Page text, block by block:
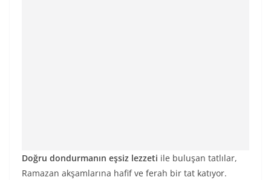
Doğru dondurmanın eşsiz lezzeti ile buluşan tatlılar,
Ramazan akşamlarına hafif ve ferah bir tat katıyor.